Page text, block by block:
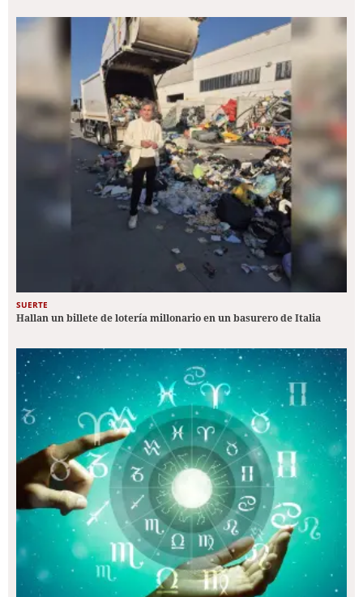
SUERTE
Hallan un billete de lotería millonario en un basurero de Italia